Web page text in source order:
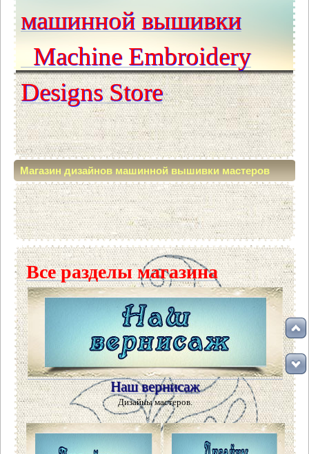
машинной вышивки
Machine Embroidery
Designs Store
Магазин дизайнов машинной вышивки мастеров
нашего форума (Machine embroidery designs Shop)
Все разделы магазина
Наш вернисаж
Дизайны мастеров.